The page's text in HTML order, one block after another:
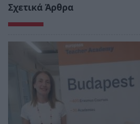
Σχετικά Άρθρα